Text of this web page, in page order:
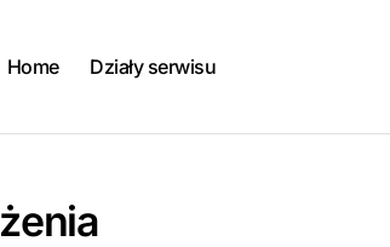
Home Działy serwisu